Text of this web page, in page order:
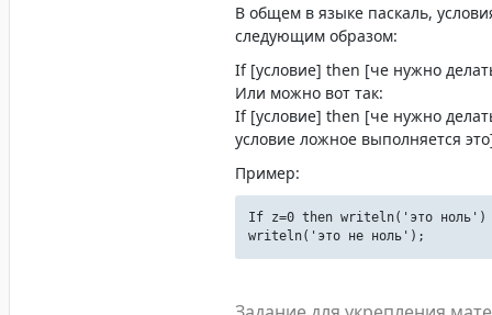
В общем в языке паскаль,
следующим образом:
If [условие] then [че нужно
Или можно вот так:
If [условие] then [че нужно
условие ложное выполняется
Пример:
If z=0 then writeln('это ноль')
writeln('это не ноль');